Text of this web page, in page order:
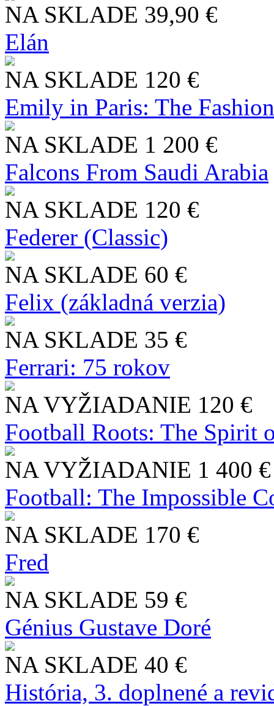
NA SKLADE 39,90 €
Elán
NA SKLADE 120 €
Emily in Paris: The
NA SKLADE 1 200 €
Falcons From Saudi Arabia
NA SKLADE 120 €
Federer (Classic)
NA SKLADE 60 €
Felix (základná verzia)
NA SKLADE 35 €
Ferrari: 75 rokov
NA VYŽIADANIE 120 €
Football Roots: The Spirit
NA VYŽIADANIE 1 400 €
Football: The Impossible
NA SKLADE 170 €
Fred
NA SKLADE 59 €
Génius Gustave Doré
NA SKLADE 40 €
História, 3. doplnené a